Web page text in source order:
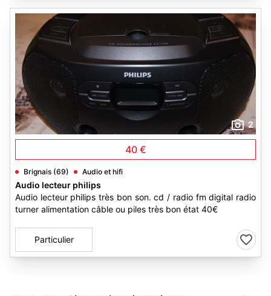
2
40 €
Brignais (69) Audio et hifi
Audio lecteur philips
Audio lecteur philips très bon son. cd / radio fm digital radio
turner alimentation câble ou piles très bon état 40€
Particulier